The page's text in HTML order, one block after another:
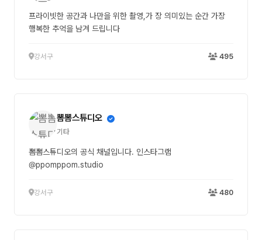
프라이빗한 공간과 나만을 위한 촬영,가 장 의미있는 순간 가장
행복한 추억을 남겨 드립니다
강서구 495
뽐뽐스튜디오
기타
뽐뽐스튜디오의 공식 채널입니다. 인스타그램
@ppomppom.studio
강서구 480